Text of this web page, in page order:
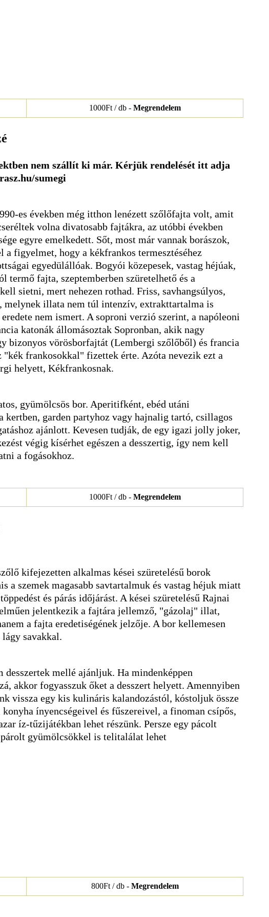
1000Ft / db - Megrendelem
nem szállít ki már. Kérjük rendelését itt adja
sumegi
es években még itthon lenézett szőlőfajta volt, amit
volna divatosabb fajtákra, az utóbbi években
egyre emelkedett. Sőt, most már vannak borászok,
figyelmet, hogy a kékfrankos termesztéséhez
egyedülállóak. Bogyói közepesek, vastag héjúak,
termő fajta, szeptemberben szüretelhető és a
sietni, mert nehezen rothad. Friss, savhangsúlyos,
melynek illata nem túl intenzív, extrakttartalma is
eredete nem ismert. A soproni verzió szerint, a napóleoni
katonák állomásoztak Sopronban, akik nagy
bizonyos vörösborfajtát (Lembergi szőlőből) és francia
"kék frankosokkal" fizettek érte. Azóta nevezik ezt a
helyett, Kékfrankosnak.
gyümölcsös bor. Aperitifként, ebéd utáni
kertben, garden partyhoz vagy hajnalig tartó, csillagos
ajánlott. Kevesen tudják, de egy igazi jolly joker,
végig kísérhet egészen a desszertig, így nem kell
a fogásokhoz.
1000Ft / db - Megrendelem
kifejezetten alkalmas kései szüretelésű borok
a szemek magasabb savtartalmuk és vastag héjuk miatt
és párás időjárást. A kései szüretelésű Rajnai
jelentkezik a fajtára jellemző, "gázolaj" illat,
a fajta eredetiségének jelzője. A bor kellemesen
lágy savakkal.
desszertek mellé ajánljuk. Ha mindenképpen
akkor fogyasszuk őket a desszert helyett. Amennyiben
vissza egy kis kulináris kalandozástól, kóstoljuk össze
ínyencségeivel és fűszereivel, a finoman csípős,
íz-tűzijátékban lehet részünk. Persze egy pácolt
gyümölcsökkel is telitalálat lehet
800Ft / db - Megrendelem